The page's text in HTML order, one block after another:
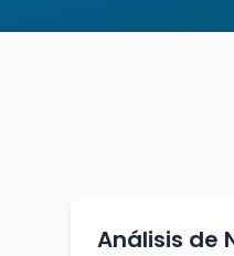
Análisis de